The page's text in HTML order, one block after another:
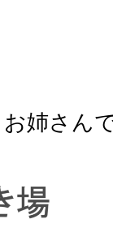
お姉さん